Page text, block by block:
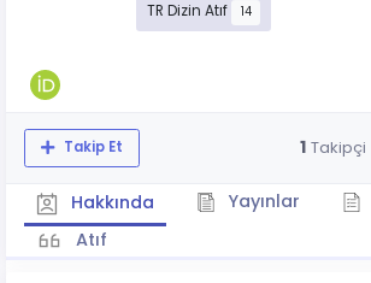
TR Dizin Atıf 14
Takip Et 1 Takipçi
Hakkında Yayınlar
Atıf